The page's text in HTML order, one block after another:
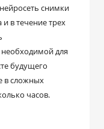
снимки
в течение трех
для
будущего
в сложных
часов.